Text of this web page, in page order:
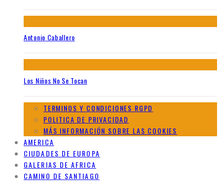
Antonio Caballero
Los Niños No Se Tocan
TERMINOS Y CONDICIONES RGPD
POLITICA DE PRIVACIDAD
MÁS INFORMACIÓN SOBRE LAS COOKIES
AMERICA
CIUDADES DE EUROPA
GALERIAS DE AFRICA
CAMINO DE SANTIAGO